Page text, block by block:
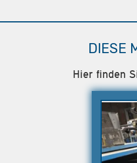
DIESE
Hier finden